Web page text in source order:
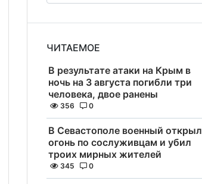
ЧИТАЕМОЕ
В результате атаки на Крым в
ночь на 3 августа погибли три
человека, двое ранены
356 0
В Севастополе военный открыл
огонь по сослуживцам и убил
троих мирных жителей
345 0